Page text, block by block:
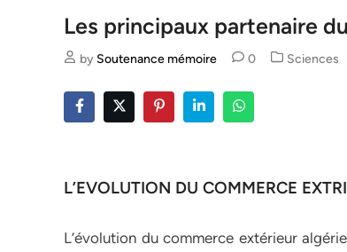
Les principaux partenaire
by Soutenance mémoire 0
Posted
Sciences
L’EVOLUTION DU COMMERCE
L’évolution du commerce extérieur